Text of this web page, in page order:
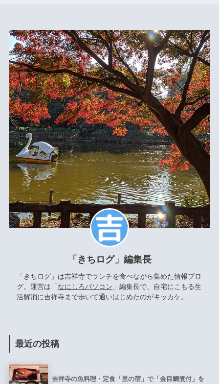
「きちログ」編集長
「きちログ」は吉祥寺でランチを食べながら集めた情報ブロ
グ。運営は「 なにしろパソコン 」編集長で、自宅にこもる生
活解消に吉祥寺まで歩いて通いはじめたのがキッカケ。
最近の投稿
吉祥寺の魚料理・定食「里の宿」で「金目鯛煮付」を